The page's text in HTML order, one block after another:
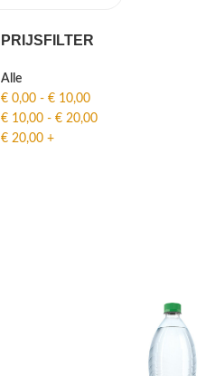
PRIJSFILTER
Alle
€0,00- €10,00
€10,00- €20,00
€20,00+